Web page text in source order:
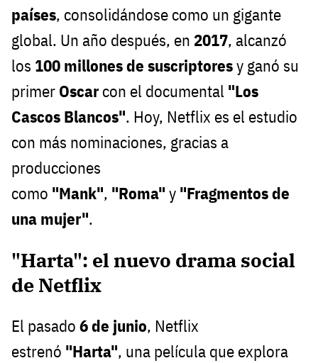
países, consolidándose como un gigante
global. Un año después, en 2017, alcanzó
los 100 millones de suscriptoresy ganó su
primer Oscar con el documental "Los
Cascos Blancos". Hoy, Netflix es el estudio
con más nominaciones, gracias a
producciones
como "Mank", "Roma" y "Fragmentos de
una mujer".
"Harta": el nuevo drama social
de Netflix
El pasado 6 de junio, Netflix
estrenó "Harta", una película que explora